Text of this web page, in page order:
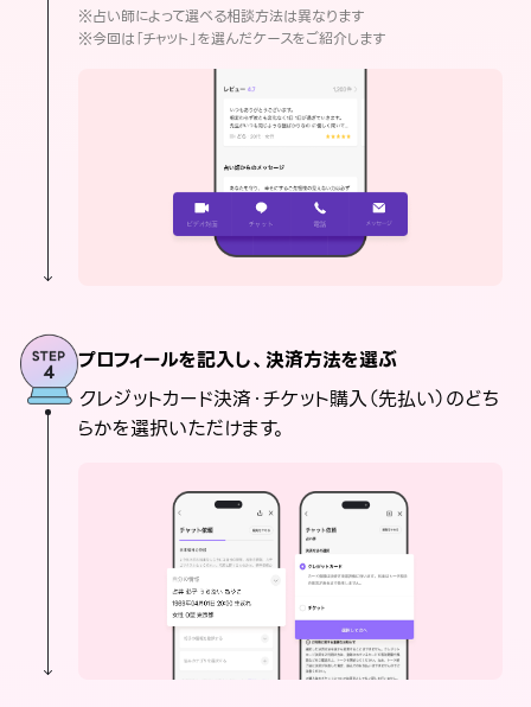
※占い師によって選べる相談方法は異なります
※今回は「チャット」を選んだケースをご紹介します
プロフィールを記入し、決済方法を選ぶ
クレジットカード決済・チケット購入（先払い）のどち
らかを選択いただけます。